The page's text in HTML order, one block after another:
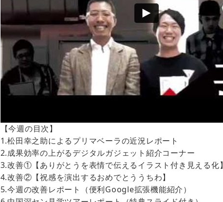
【今週の目次】
1.松田幸之助によるプリマベーラの近況レポート
2.成果効率の上がるデジタルガジェット紹介コーナー
3.改善①【ありがとうを表情で伝えるイラスト付き見える化】
4.改善②【祝感を演出するおめでとううちわ】
5.今週の改善レポート（便利Google拡張機能紹介）